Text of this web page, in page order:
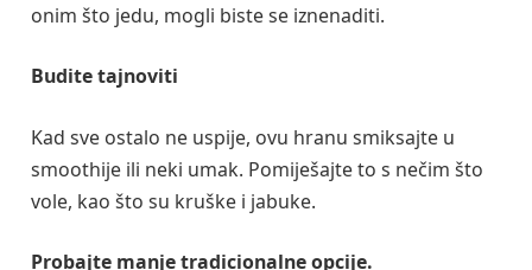
onim što jedu, mogli biste se iznenaditi.
Budite tajnoviti
Kad sve ostalo ne uspije, ovu hranu smiksajte u
smoothije ili neki umak. Pomiješajte to s nečim što
vole, kao što su kruške i jabuke.
Probajte manje tradicionalne opcije.